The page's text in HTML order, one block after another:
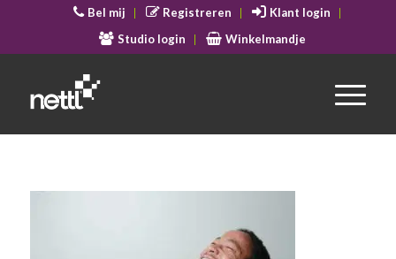
Bel mij Registreren
Klant login
Studio login
Winkelmandje